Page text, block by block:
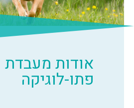
אודות מעבדת
פתו-לוגיקה